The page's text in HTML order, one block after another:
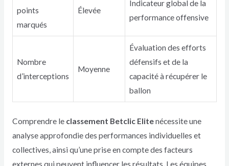
points
marqués
Élevée
Indicateur global de la
performance offensive
Nombre
d’interceptions
Moyenne
Évaluation des efforts
défensifs et de la
capacité à récupérer le
ballon
Comprendre le classement Betclic Elitenécessite une
analyse approfondie des performances individuelles et
collectives, ainsi qu’une prise en compte des facteurs
externes qui peuvent influencer les résultats. Les équipes